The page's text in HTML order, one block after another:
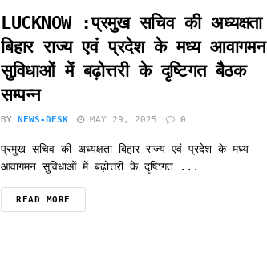
LUCKNOW :प्रमुख सचिव की अध्यक्षता
बिहार राज्य एवं प्रदेश के मध्य आवागमन
सुविधाओं में बढ़ोत्तरी के दृष्टिगत बैठक
सम्पन्न
BY NEWS-DESK MAY 29, 2025 0
प्रमुख सचिव की अध्यक्षता बिहार राज्य एवं प्रदेश के मध्य
आवागमन सुविधाओं में बढ़ोत्तरी के दृष्टिगत ...
READ MORE